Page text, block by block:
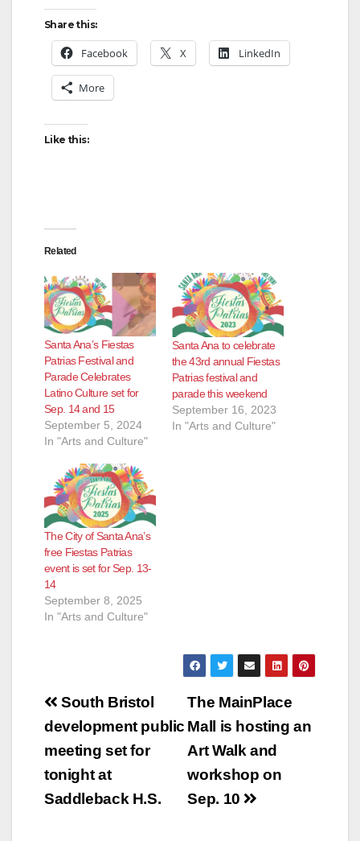
Share this:
Facebook X LinkedIn
More
Like this:
Related
Santa Ana’s Fiestas
Patrias Festival and
Parade Celebrates
Latino Culture set for
Sep. 14 and 15
September 5, 2024
In "Arts and Culture"
Santa Ana to celebrate
the 43rd annual Fiestas
Patrias festival and
parade this weekend
September 16, 2023
In "Arts and Culture"
The City of Santa Ana’s
free Fiestas Patrias
event is set for Sep. 13-
14
September 8, 2025
In "Arts and Culture"
Post
navigation
The MainPlace
Mall is hosting an
Art Walk and
workshop on
Sep. 10
South Bristol
development public
meeting set for
tonight at
Saddleback H.S.